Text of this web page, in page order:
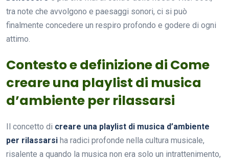
tra note che avvolgono e paesaggi sonori, ci si può
finalmente concedere un respiro profondo e godere di ogni
attimo.
Contesto e definizione di Come
creare una playlist di musica
d’ambiente per rilassarsi
Il concetto di creare una playlist di musica d’ambiente
per rilassarsi ha radici profonde nella cultura musicale,
risalente a quando la musica non era solo un intrattenimento,